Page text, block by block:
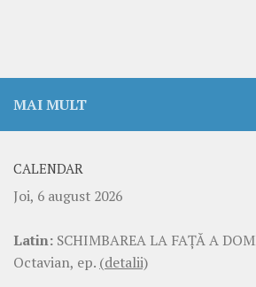
MAI MULT
CALENDAR
Joi, 6 august 2026
Latin: SCHIMBAREA LA FAŢĂ A
Octavian, ep. (detalii)